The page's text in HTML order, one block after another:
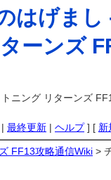
はげまし
ーンズ
ニング リターンズ
| 最終更新 | ヘルプ] [ 新
FF13攻略通信Wiki >